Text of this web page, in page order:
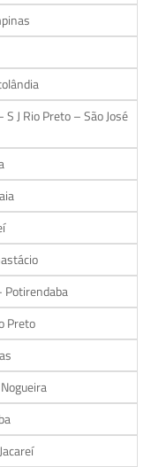
J Rio Preto – São José
Potirendaba
Preto